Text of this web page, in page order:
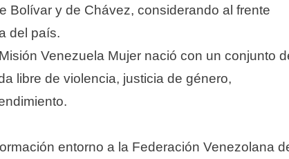
Bolívar y de Chávez, considerando al frente
del país.
Venezuela Mujer nació con un conjunto
libre de violencia, justicia de género,
entorno a la Federación Venezolana